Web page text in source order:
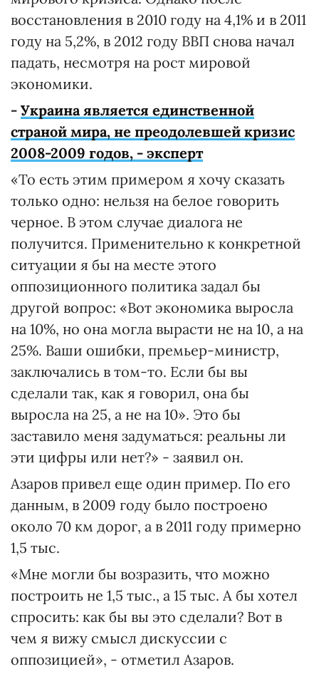
восстановления в 2010 году на 4,1% и в 2011
году на 5,2%, в 2012 году ВВП снова начал
падать, несмотря на рост мировой
экономики.
- Украина является единственной
страной мира, не преодолевшей кризис
2008-2009 годов, - эксперт
«То есть этим примером я хочу сказать
только одно: нельзя на белое говорить
черное. В этом случае диалога не
получится. Применительно к конкретной
ситуации я бы на месте этого
оппозиционного политика задал бы
другой вопрос: «Вот экономика выросла
на 10%, но она могла вырасти не на 10, а на
25%. Ваши ошибки, премьер-министр,
заключались в том-то. Если бы вы
сделали так, как я говорил, она бы
выросла на 25, а не на 10». Это бы
заставило меня задуматься: реальны ли
эти цифры или нет?» - заявил он.
Азаров привел еще один пример. По его
данным, в 2009 году было построено
около 70 км дорог, а в 2011 году примерно
1,5 тыс.
«Мне могли бы возразить, что можно
построить не 1,5 тыс., а 15 тыс. А бы хотел
спросить: как бы вы это сделали? Вот в
чем я вижу смысл дискуссии с
оппозицией», - отметил Азаров.